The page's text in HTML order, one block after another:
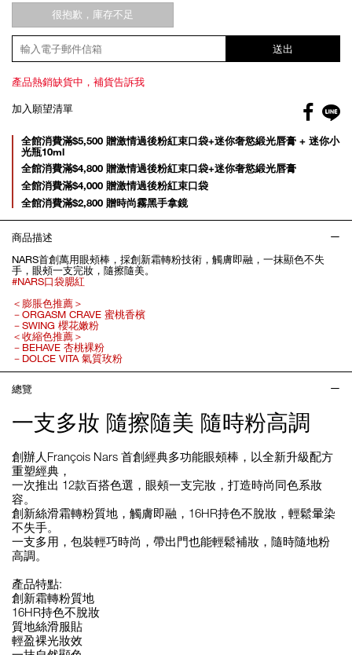
很抱歉，庫存不足
送出
產品熱銷缺貨中，補貨告訴我
加入願望清單
Promotions
全館消費滿$5,500 贈激情過後粉紅束口袋+迷你奢慾緞光唇膏 + 迷你小
光瓶10ml
全館消費滿$4,800 贈激情過後粉紅束口袋+迷你奢慾緞光唇膏
全館消費滿$4,000 贈激情過後粉紅束口袋
全館消費滿$2,800 贈時尚霧黑手拿鏡
商品描述
NARS首創萬用眼頰棒，採創新霜轉粉技術，觸膚即融，一抹顯色不失
手，眼頰一支完妝，隨擦隨美。
#NARS口袋腮紅
＜膨脹色推薦＞
－ORGASM CRAVE 蜜桃香檳
－SWING 櫻花嫩粉
＜收縮色推薦＞
－BEHAVE 杏桃裸粉
－DOLCE VITA 氣質玫粉
總覽
一支多妝 隨擦隨美 隨時粉高調
創辦人François Nars 首創經典多功能眼頰棒，以全新升級配方
重塑經典，
一次推出 12款百搭色選，眼頰一支完妝，打造時尚同色系妝
容。
創新絲滑霜轉粉質地，觸膚即融，16HR持色不脫妝，輕鬆暈染
不失手。
一支多用，包裝輕巧時尚，帶出門也能輕鬆補妝，隨時隨地粉
高調。
產品特點:
創新霜轉粉質地
16HR持色不脫妝
質地絲滑服貼
輕盈裸光妝效